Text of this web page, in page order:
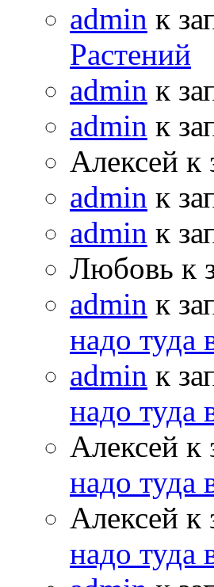
admin к
Растений
admin к
admin к
Алексей к
admin к
admin к
Любовь к
admin к
надо туда
admin к
надо туда
Алексей к
надо туда
Алексей к
надо туда